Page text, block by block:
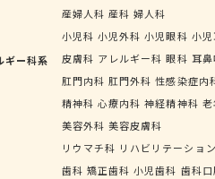
産婦人科 産科 婦人科
小児科 小児外科 小児眼科 小
ギー科系
皮膚科 アレルギー科 眼科 耳
肛門内科 肛門外科 性感染症内
精神科 心療内科 神経精神科
美容外科 美容皮膚科
リウマチ科 リハビリテーショ
歯科 矯正歯科 小児歯科 歯科